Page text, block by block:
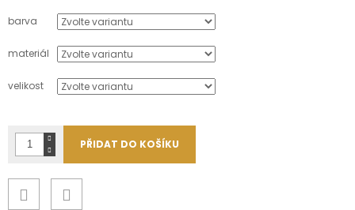
cena:
barva
materiál
velikost
PŘIDAT DO KOŠÍKU